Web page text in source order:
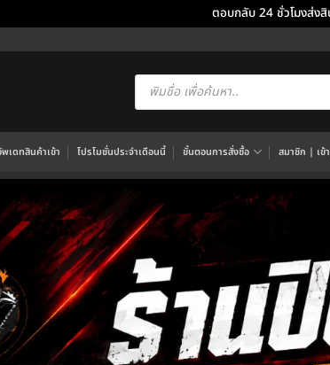
ตอบกลับ 24 ชั่วโมงส่ง
Products
search
เดทสินค้าเข้า โปรโมชั่นประจำเดือนนี้ ขั้นตอนการสั่งซื้อ สมาชิก | เข้